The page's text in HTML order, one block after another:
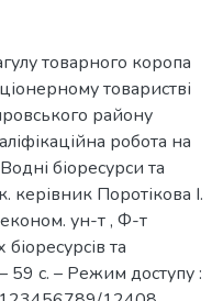
товарного коропа
товаристві
району
робота на
біоресурси та
Поротікова І.
ун-т , Ф-т
та
59 с. – Режим доступу :